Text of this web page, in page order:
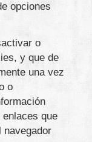
opciones
o
y que de
una vez
o
enlaces que
navegador